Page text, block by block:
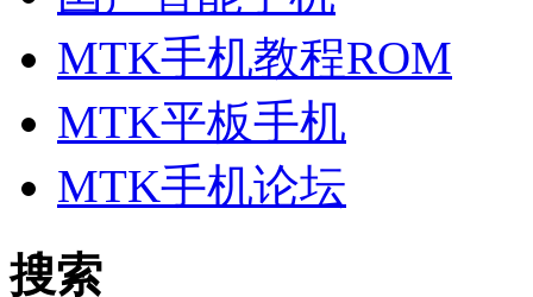
MTK手机教程ROM
MTK平板手机
MTK手机论坛
搜索